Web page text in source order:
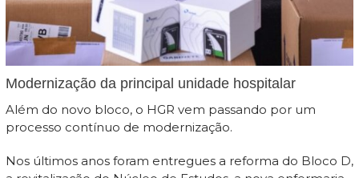
Modernização da principal unidade hospitalar
Além do novo bloco, o HGR vem passando por um
processo contínuo de modernização.
Nos últimos anos foram entregues a reforma do Bloco D,